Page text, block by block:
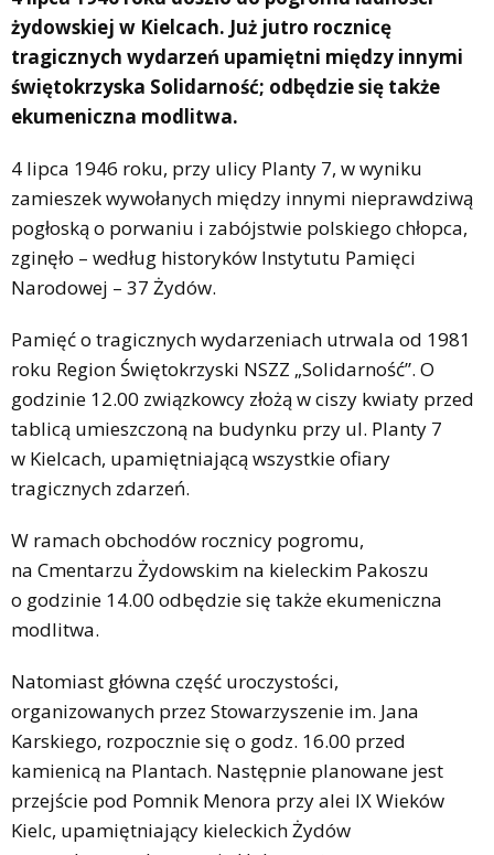
żydowskiej w Kielcach. Już jutro rocznicę
tragicznych wydarzeń upamiętni między innymi
świętokrzyska Solidarność; odbędzie się także
ekumeniczna modlitwa.
4 lipca 1946 roku, przy ulicy Planty 7, w wyniku
zamieszek wywołanych między innymi nieprawdziwą
pogłoską o porwaniu i zabójstwie polskiego chłopca,
zginęło – według historyków Instytutu Pamięci
Narodowej – 37 Żydów.
Pamięć o tragicznych wydarzeniach utrwala od 1981
roku Region Świętokrzyski NSZZ „Solidarność”. O
godzinie 12.00 związkowcy złożą w ciszy kwiaty przed
tablicą umieszczoną na budynku przy ul. Planty 7
w Kielcach, upamiętniającą wszystkie ofiary
tragicznych zdarzeń.
W ramach obchodów rocznicy pogromu,
na Cmentarzu Żydowskim na kieleckim Pakoszu
o godzinie 14.00 odbędzie się także ekumeniczna
modlitwa.
Natomiast główna część uroczystości,
organizowanych przez Stowarzyszenie im. Jana
Karskiego, rozpocznie się o godz. 16.00 przed
kamienicą na Plantach. Następnie planowane jest
przejście pod Pomnik Menora przy alei IX Wieków
Kielc, upamiętniający kieleckich Żydów